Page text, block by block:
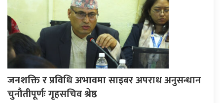
जनशक्ति र प्रविधि अभावमा साइबर अपराध अनुसन्धान
चुनौतीपूर्णः गृहसचिव श्रेष्ठ